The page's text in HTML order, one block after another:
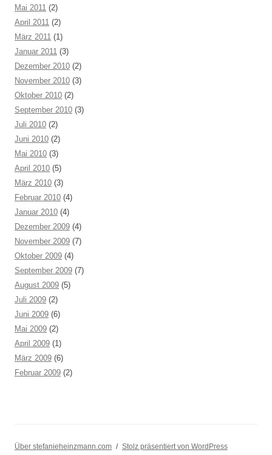
Mai 2011 (2)
April 2011 (2)
März 2011 (1)
Januar 2011 (3)
Dezember 2010 (2)
November 2010 (3)
Oktober 2010 (2)
September 2010 (3)
Juli 2010 (2)
Juni 2010 (2)
Mai 2010 (3)
April 2010 (5)
März 2010 (3)
Februar 2010 (4)
Januar 2010 (4)
Dezember 2009 (4)
November 2009 (7)
Oktober 2009 (4)
September 2009 (7)
August 2009 (5)
Juli 2009 (2)
Juni 2009 (6)
Mai 2009 (2)
April 2009 (1)
März 2009 (6)
Februar 2009 (2)
Über stefanieheinzmann.com Stolz präsentiert von WordPress